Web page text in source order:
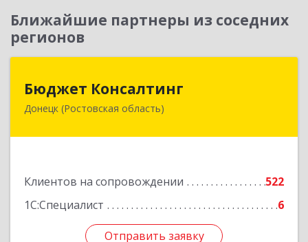
Ближайшие партнеры из соседних
регионов
Бюджет Консалтинг
Донецк (Ростовская область)
Клиентов на сопровождении
522
1С:Специалист
6
Отправить заявку
346338, Ростовская обл, г.о. Город Донецк,
Отправить заявку